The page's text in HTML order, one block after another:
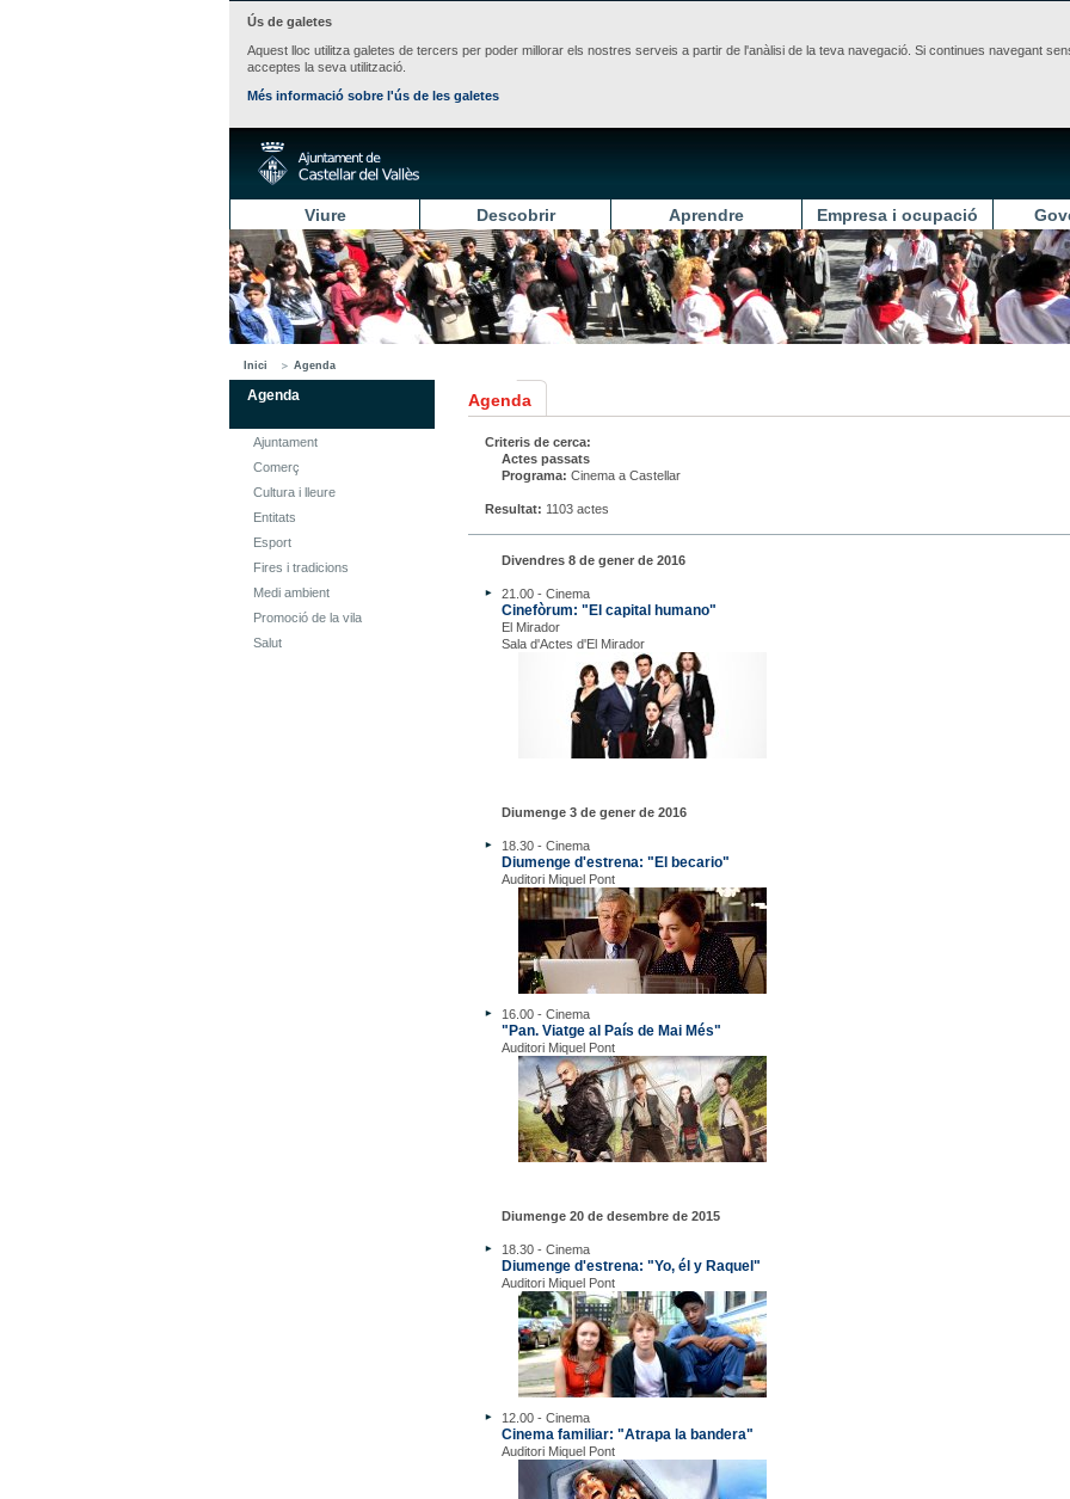
Ús de galetes
Aquest lloc utilitza galetes de tercers per poder millorar els nostres serveis a partir de l'anàlisi de la teva navegació. Si continues navegant
acceptes la seva utilització.
Més informació sobre l'ús de les galetes
Viure Descobrir Aprendre Empresa i ocupació
Inici Agenda
Agenda
Ajuntament
Comerç
Cultura i lleure
Entitats
Esport
Fires i tradicions
Medi ambient
Promoció de la vila
Salut
Agenda
Criteris de cerca:
Actes passats
Programa: Cinema a Castellar
Resultat: 1103 actes
Divendres 8 de gener de 2016
21.00 - Cinema
Cinefòrum: "El capital humano"
El Mirador
Sala d'Actes d'El Mirador
Diumenge 3 de gener de 2016
18.30 - Cinema
Diumenge d'estrena: "El becario"
Auditori Miquel Pont
16.00 - Cinema
"Pan. Viatge al País de Mai Més"
Auditori Miquel Pont
Diumenge 20 de desembre de 2015
18.30 - Cinema
Diumenge d'estrena: "Yo, él y Raquel"
Auditori Miquel Pont
12.00 - Cinema
Cinema familiar: "Atrapa la bandera"
Auditori Miquel Pont